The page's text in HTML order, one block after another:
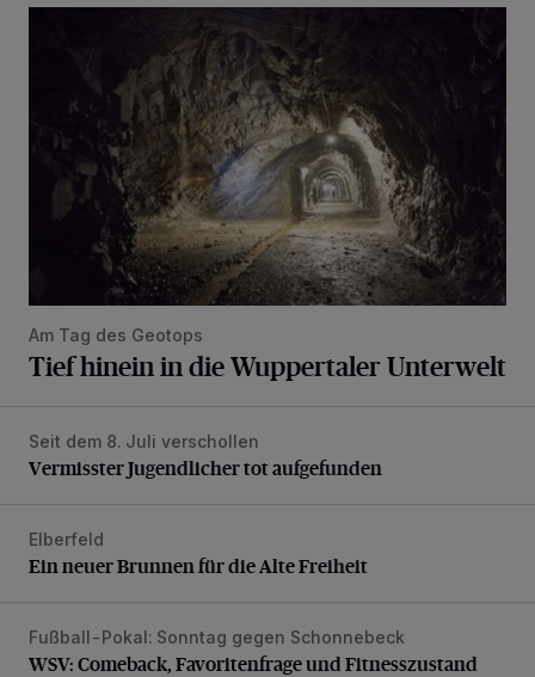
Am Tag des Geotops
Tief hinein in die Wuppertaler Unterwelt
Vermisster Jugendlicher tot aufgefunden
Seit dem 8. Juli verschollen
Vermisster Jugendlicher tot aufgefunden
Ein neuer Brunnen für die Alte Freiheit
Elberfeld
Ein neuer Brunnen für die Alte Freiheit
WSV: Comeback, Favoritenfrage und Fitnesszustand
Fußball-Pokal: Sonntag gegen Schonnebeck
WSV: Comeback, Favoritenfrage und Fitnesszustand